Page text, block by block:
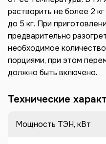
растворить не более 2 кг
до 5 кг. При
предварительно
необходимое
порциями, при этом
должно быть включено.
Технические
Мощность ТЭН, кВт